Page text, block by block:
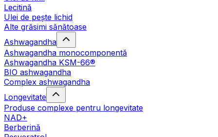
Lecitină
Ulei de pește lichid
Alte grăsimi sănătoase
Ashwagandha
Ashwagandha monocomponentă
Ashwagandha KSM-66®
BIO ashwagandha
Complex ashwagandha
Longevitate
Produse complexe pentru longevitate
NAD+
Berberină